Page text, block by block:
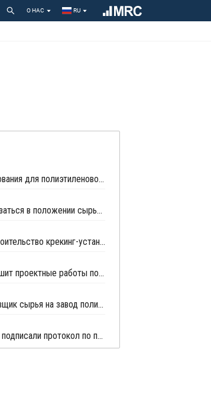
О НАС RU
Первая партия оборудования для полиэтиленового завода в Атырауской области прибыла в порт на Каспии
Казахстан рискует оказаться в положении сырьевого придатка в собственной нефтехимической отрасли
КазМунайГаз начал строительство крекинг-установки и производства полиэтилена в Казахстане
KMG PetroChem завершит проектные работы по магистральному трубопроводу для проекта "Полиэтилен" в этом году
СИБУР - второй поставщик сырья на завод полипропилена в Атырау
КМГ, СИБУР и Sinopec подписали протокол по проекту Silleno PE в Казахстане